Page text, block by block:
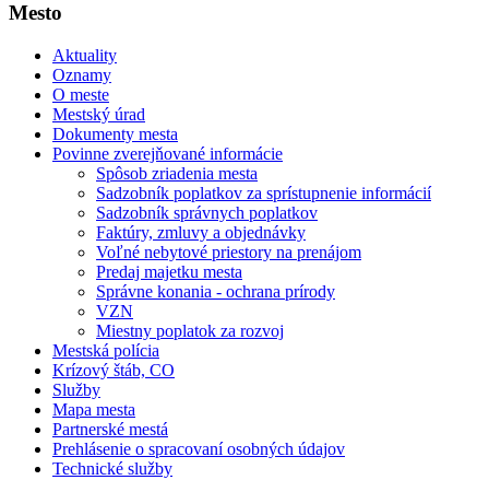
Mesto
Aktuality
Oznamy
O meste
Mestský úrad
Dokumenty mesta
Povinne zverejňované informácie
Spôsob zriadenia mesta
Sadzobník poplatkov za sprístupnenie informácií
Sadzobník správnych poplatkov
Faktúry, zmluvy a objednávky
Voľné nebytové priestory na prenájom
Predaj majetku mesta
Správne konania - ochrana prírody
VZN
Miestny poplatok za rozvoj
Mestská polícia
Krízový štáb, CO
Služby
Mapa mesta
Partnerské mestá
Prehlásenie o spracovaní osobných údajov
Technické služby